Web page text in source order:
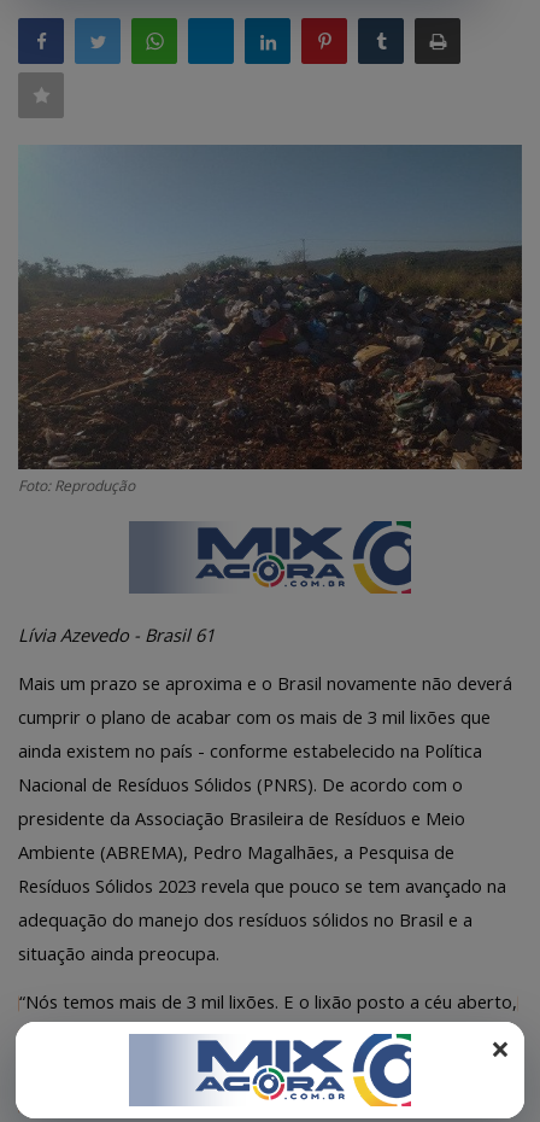
GERAL
SAÚDE
CIDADE
EDUCAÇÃO
RÁDIO AO VIVO
QUEM SOMOS
CONTATO
MIX AGORA TV
CONECTE-SE
×
Foto: Reprodução
Lívia Azevedo - Brasil 61
Mais um prazo se aproxima e o Brasil novamente não deverá
cumprir o plano de acabar com os mais de 3 mil lixões que
ainda existem no país - conforme estabelecido na Política
Nacional de Resíduos Sólidos (PNRS). De acordo com o
presidente da Associação Brasileira de Resíduos e Meio
Ambiente (ABREMA), Pedro Magalhães, a Pesquisa de
Resíduos Sólidos 2023 revela que pouco se tem avançado na
adequação do manejo dos resíduos sólidos no Brasil e a
situação ainda preocupa.
“Nós temos mais de 3 mil lixões. E o lixão posto a céu aberto,
ele principalmente, através do chorume, contamina o lençol
freático, contamina os igarapés, os rios, fazendo com que
isso acarrete uma série de doenças na área de saúde e